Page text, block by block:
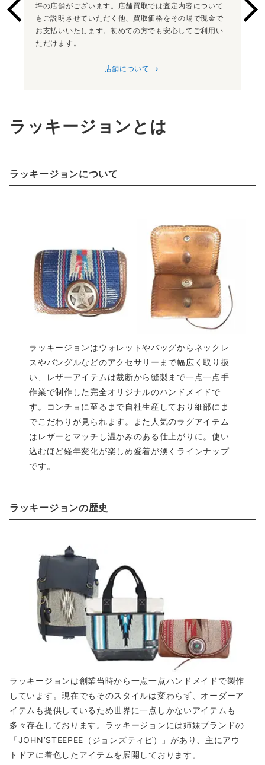
坪の店舗がございます。店舗買取では査定内容について
もご説明させていただく他、買取価格をその場で現金で
お支払いいたします。初めての方でも安心してご利用い
ただけます。
店舗について
ラッキージョンとは
ラッキージョンについて
ラッキージョンはウォレットやバッグからネックレ
スやバングルなどのアクセサリーまで幅広く取り扱
い、レザーアイテムは裁断から縫製まで一点一点手
作業で制作した完全オリジナルのハンドメイドで
す。コンチョに至るまで自社生産しており細部にま
でこだわりが見られます。また人気のラグアイテム
はレザーとマッチし温かみのある仕上がりに。使い
込むほど経年変化が楽しめ愛着が湧くラインナップ
です。
ラッキージョンの歴史
ラッキージョンは創業当時から一点一点ハンドメイドで製作
しています。現在でもそのスタイルは変わらず、オーダーア
イテムも提供しているため世界に一点しかないアイテムも
多々存在しております。ラッキージョンには姉妹ブランドの
「JOHN’STEEPEE（ジョンズティピ）」があり、主にアウ
トドアに着色したアイテムを展開しております。